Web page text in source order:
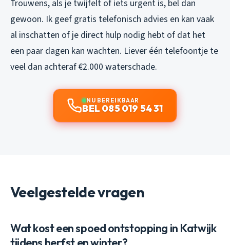
Trouwens, als je twijfelt of iets urgent is, bel dan
gewoon. Ik geef gratis telefonisch advies en kan vaak
al inschatten of je direct hulp nodig hebt of dat het
een paar dagen kan wachten. Liever één telefoontje te
veel dan achteraf €2.000 waterschade.
NU BEREIKBAAR
BEL 085 019 54 31
Veelgestelde vragen
Wat kost een spoed ontstopping in Katwijk